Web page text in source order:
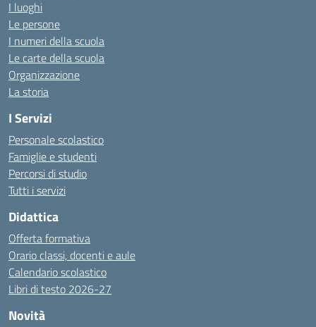
I luoghi
Le persone
I numeri della scuola
Le carte della scuola
Organizzazione
La storia
I Servizi
Personale scolastico
Famiglie e studenti
Percorsi di studio
Tutti i servizi
Didattica
Offerta formativa
Orario classi, docenti e aule
Calendario scolastico
Libri di testo 2026-27
Novità